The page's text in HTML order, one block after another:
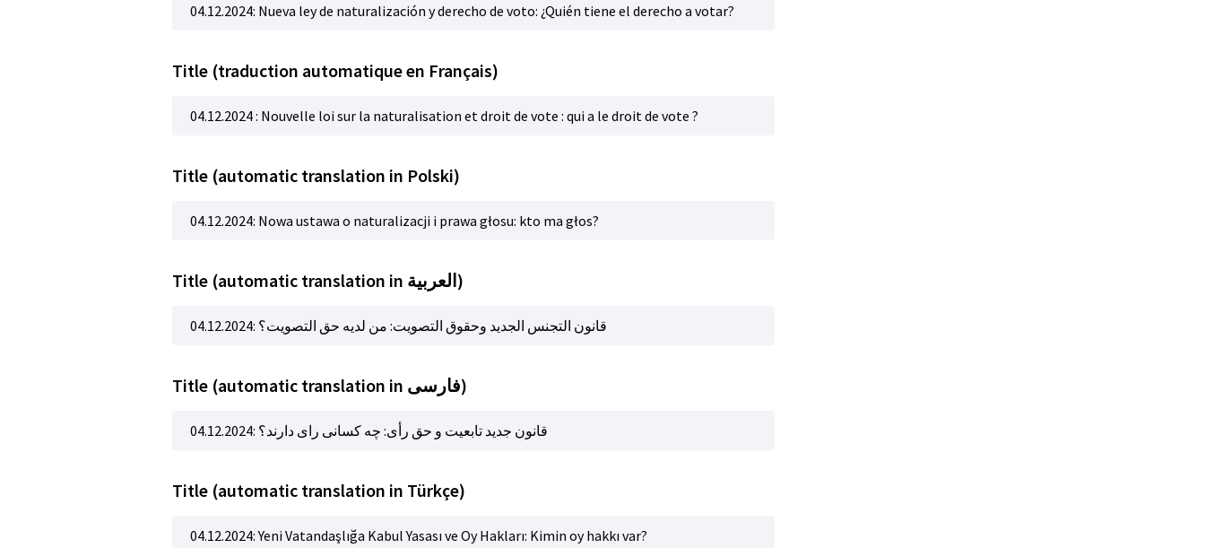
04.12.2024: Nueva ley de naturalización y derecho de voto: ¿Quién tiene el derecho a votar?
Title (traduction automatique en Français)
04.12.2024 : Nouvelle loi sur la naturalisation et droit de vote : qui a le droit de vote ?
Title (automatic translation in Polski)
04.12.2024: Nowa ustawa o naturalizacji i prawa głosu: kto ma głos?
Title (automatic translation in العربية)
04.12.2024: قانون التجنس الجديد وحقوق التصويت: من لديه حق التصويت؟
Title (automatic translation in فارسی)
04.12.2024: قانون جدید تابعیت و حق رأی: چه کسانی رای دارند؟
Title (automatic translation in Türkçe)
04.12.2024: Yeni Vatandaşlığa Kabul Yasası ve Oy Hakları: Kimin oy hakkı var?